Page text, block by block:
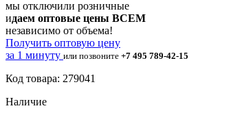
мы отключили розничные
идаем оптовые цены ВСЕМ
независимо от объема!
Получить оптовую цену
за 1 минуту или позвоните +7 495 789-42-15
Код товара: 279041
Наличие